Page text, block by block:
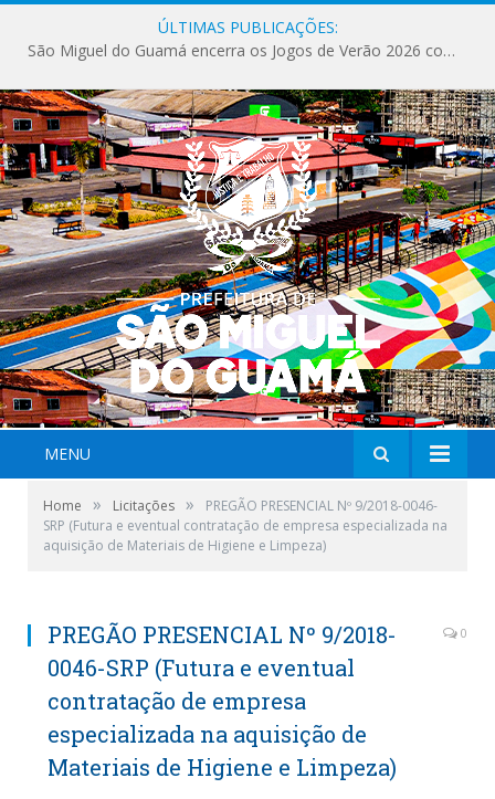
ÚLTIMAS PUBLICAÇÕES:
Milhares de fiéis tomam as ruas de São Miguel do Guamá em uma grande celebração de fé na Marcha para Jesus 2026.
MENU
Home » Licitações »
PREGÃO PRESENCIAL Nº 9/2018-0046-
SRP (Futura e eventual contratação de empresa especializada na
aquisição de Materiais de Higiene e Limpeza)
PREGÃO PRESENCIAL Nº 9/2018-
0046-SRP (Futura e eventual
contratação de empresa
especializada na aquisição de
Materiais de Higiene e Limpeza)
0